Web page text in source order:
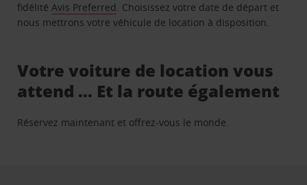
fidélitéAvis Preferred. Choisissez votre date de départ et
nous mettrons votre véhicule de location à disposition.
Votre voiture de location vous
attend … Et la route également
Réservez maintenant et offrez-vous le monde.